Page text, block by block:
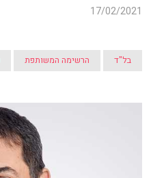
17/02/2021
בל"ד הרשימה המשותפת